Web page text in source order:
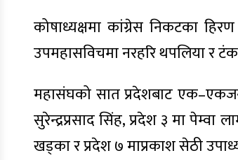
कोषाध्यक्षमा कांग्रेस निकटका
उपमहासविचमा नरहरि थपलिया र
महासंघको सात प्रदेशबाट
सुरेन्द्रप्रसाद सिंह, प्रदेश ३ मा पेम्वा
खड्का र प्रदेश ७ माप्रकाश सेठी